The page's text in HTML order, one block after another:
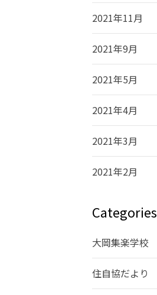
2021年11月
2021年9月
2021年5月
2021年4月
2021年3月
2021年2月
Categories
大岡集楽学校
住自協だより